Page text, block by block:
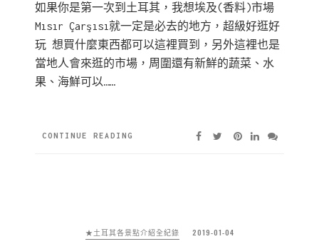
如果你是第一次到土耳其，我想埃及(香料)市場
Mısır Çarşısı就一定是必去的地方，超級好逛好
玩 想買什麼東西都可以這裡買到，另外這裡也是
當地人會來逛的市場，周圍還有新鮮的蔬菜、水
果、海鮮可以……
CONTINUE READING
★土耳其各景點介紹全紀錄 2019-01-04